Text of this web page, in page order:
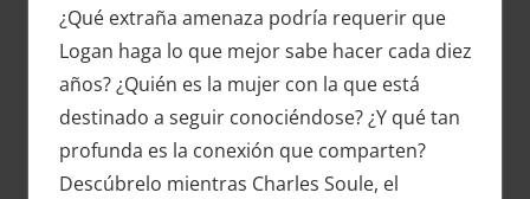
¿Qué extraña amenaza podría requerir que
Logan haga lo que mejor sabe hacer cada diez
años? ¿Quién es la mujer con la que está
destinado a seguir conociéndose? ¿Y qué tan
profunda es la conexión que comparten?
Descúbrelo mientras Charles Soule, el